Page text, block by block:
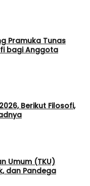
Pramuka Tunas
bagi Anggota
Berikut Filosofi,
Umum (TKU)
dan Pandega